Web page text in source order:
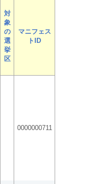
対
象
の
選
挙
区
マニフェス
トID
0000000711